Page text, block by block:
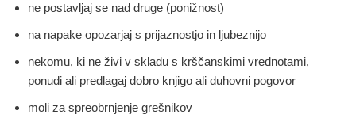
ne postavljaj se nad druge (ponižnost)
na napake opozarjaj s prijaznostjo in ljubeznijo
nekomu, ki ne živi v skladu s krščanskimi vrednotami,
ponudi ali predlagaj dobro knjigo ali duhovni pogovor
moli za spreobrnjenje grešnikov